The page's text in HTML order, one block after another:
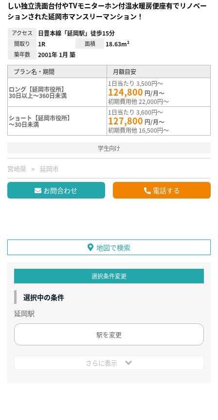
しい独立洗面台付やTVモニターホン付温水暖房便座有でリノベー
ションされた延岡市マンスリーマンション！
アクセス 日豊本線「延岡駅」徒歩15分
間取り 1R 面積 18.63m²
築年数 2001年 1月 築
プラン名・期間 月額目安
ロング【延岡市役所】
30日以上～360日未満
1日当たり 3,500円～
124,800 円/月～
初期費用他 22,000円～
ショート【延岡市役所】
～30日未満
1日当たり 3,600円～
127,800 円/月～
初期費用他 16,500円～
学生向け
宮崎県 延岡市
お問合わせ 電話する
地図で検索
選択条件変更
選択中の条件
延岡駅
駅を変更
さらに表示